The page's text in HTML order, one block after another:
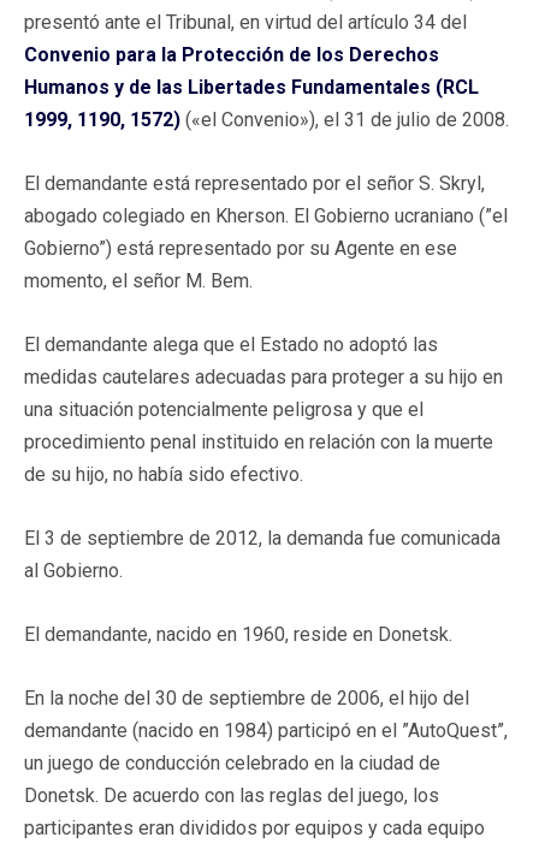
presentó ante el Tribunal, en virtud del artículo 34 del
Convenio para la Protección de los Derechos
Humanos y de las Libertades Fundamentales (RCL
1999, 1190, 1572) («el Convenio»), el 31 de julio de 2008.
El demandante está representado por el señor S. Skryl,
abogado colegiado en Kherson. El Gobierno ucraniano (”el
Gobierno”) está representado por su Agente en ese
momento, el señor M. Bem.
El demandante alega que el Estado no adoptó las
medidas cautelares adecuadas para proteger a su hijo en
una situación potencialmente peligrosa y que el
procedimiento penal instituido en relación con la muerte
de su hijo, no había sido efectivo.
El 3 de septiembre de 2012, la demanda fue comunicada
al Gobierno.
El demandante, nacido en 1960, reside en Donetsk.
En la noche del 30 de septiembre de 2006, el hijo del
demandante (nacido en 1984) participó en el ”AutoQuest”,
un juego de conducción celebrado en la ciudad de
Donetsk. De acuerdo con las reglas del juego, los
participantes eran divididos por equipos y cada equipo